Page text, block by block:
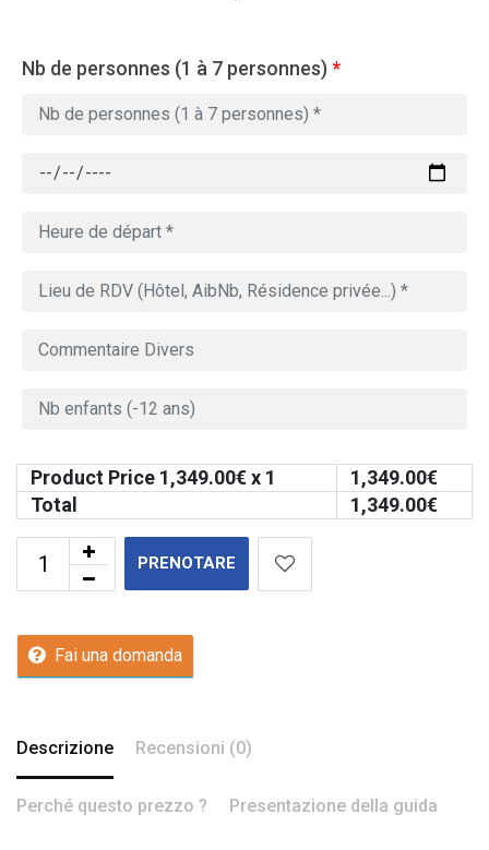
Nb de personnes (1 à 7 personnes) *
Product Price 1,349.00€ x 1 1,349.00€
Total
1,349.00€
PRENOTARE
Fai una domanda
Descrizione Recensioni (0)
Perché questo prezzo ? Presentazione della guida